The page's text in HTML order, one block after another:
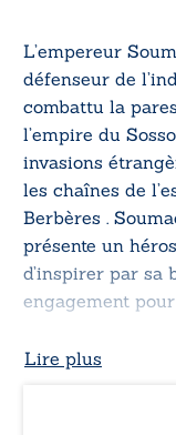
L’empereur
défenseur de
combattu la
l’empire du
invasions
les chaînes de
Berbères .
présente un
d’inspirer par sa
engagement pour
Lire plus